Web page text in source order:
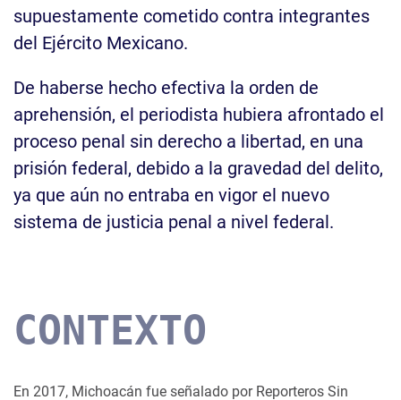
supuestamente cometido contra integrantes
del Ejército Mexicano.
De haberse hecho efectiva la orden de
aprehensión, el periodista hubiera afrontado el
proceso penal sin derecho a libertad, en una
prisión federal, debido a la gravedad del delito,
ya que aún no entraba en vigor el nuevo
sistema de justicia penal a nivel federal.
CONTEXTO
En 2017, Michoacán fue señalado por Reporteros Sin